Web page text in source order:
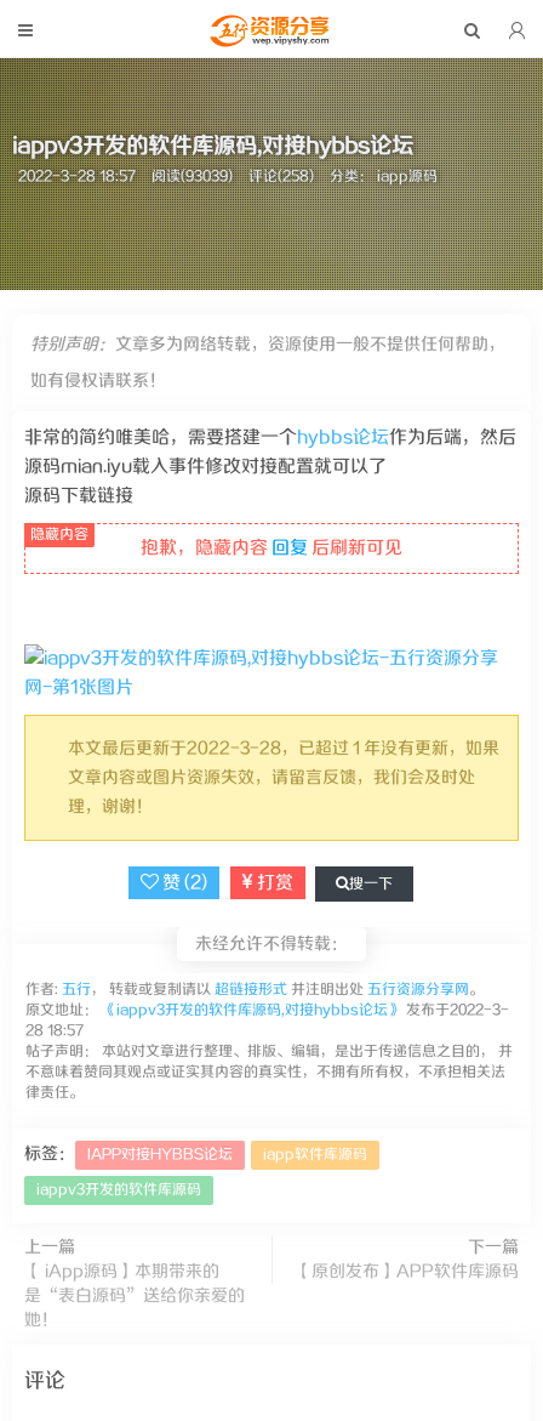
iappv3开发的软件库源码,对接hybbs论坛
2022-3-28 18:57 阅读(93039) 评论(258) 分类：iapp源码
特别声明： 文章多为网络转载，资源使用一般不提供任何帮助，
如有侵权请联系！
非常的简约唯美哈，需要搭建一个hybbs论坛作为后端，然后
源码mian.iyu载入事件修改对接配置就可以了
源码下载链接
抱歉，隐藏内容 回复 后刷新可见
本文最后更新于2022-3-28，已超过 1 年没有更新，如果
文章内容或图片资源失效，请留言反馈，我们会及时处
理，谢谢！
赞 (2) 打赏 搜一下
未经允许不得转载：
作者: 五行， 转载或复制请以 超链接形式 并注明出处 五行资源分享网。
原文地址：
《iappv3开发的软件库源码,对接hybbs论坛》 发布于2022-3-
28 18:57
帖子声明： 本站对文章进行整理、排版、编辑，是出于传递信息之目的， 并
不意味着赞同其观点或证实其内容的真实性，不拥有所有权，不承担相关法
律责任。
标签： IAPP对接HYBBS论坛 iapp软件库源码
iappv3开发的软件库源码
上一篇
【 iApp源码】本期带来的
是“表白源码”送给你亲爱的
她！
下一篇
【原创发布】APP软件库源码
评论